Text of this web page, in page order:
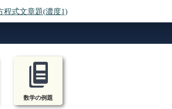
程式文章題(濃度1)
数学の例題